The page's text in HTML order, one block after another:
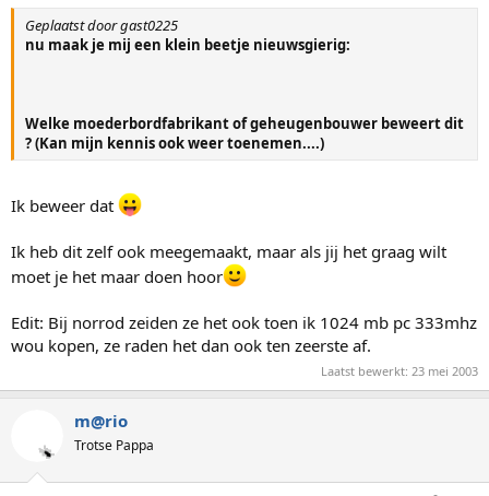
Geplaatst door gast0225
nu maak je mij een klein beetje nieuwsgierig:
Welke moederbordfabrikant of geheugenbouwer beweert dit
? (Kan mijn kennis ook weer toenemen....)
Ik beweer dat
Ik heb dit zelf ook meegemaakt, maar als jij het graag wilt
moet je het maar doen hoor
Edit: Bij norrod zeiden ze het ook toen ik 1024 mb pc 333mhz
wou kopen, ze raden het dan ook ten zeerste af.
Laatst bewerkt: 23 mei 2003
m@rio
Trotse Pappa